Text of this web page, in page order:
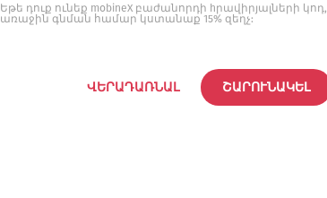
Եթե դուք ունեք mobineX բաժանորդի hրավիրյալների կոդ,
առաջին գնման համար կստանաք 15% զեղչ:
ՎԵՐԱԴԱՌՆԱԼ ՇԱՐՈՒՆԱԿԵԼ